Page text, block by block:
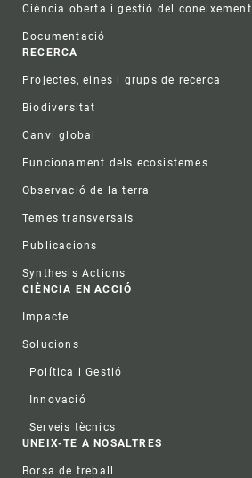
Ciència oberta i gestió del coneixement
Documentació
RECERCA
Projectes, eines i grups de recerca
Biodiversitat
Canvi global
Funcionament dels ecosistemes
Observació de la terra
Temes transversals
Publicacions
Synthesis Actions
CIÈNCIA EN ACCIÓ
Impacte
Solucions
Política i Gestió
Innovació
Serveis tècnics
UNEIX-TE A NOSALTRES
Borsa de treball